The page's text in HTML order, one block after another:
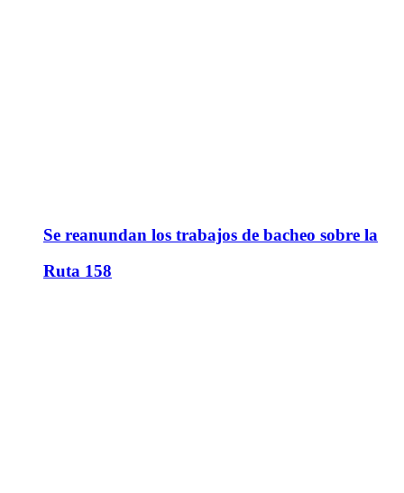
Se reanundan los trabajos de bacheo sobre la
Ruta 158